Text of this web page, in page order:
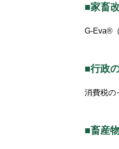
■家畜
G-Eva®
■行政
消費税の
■畜産